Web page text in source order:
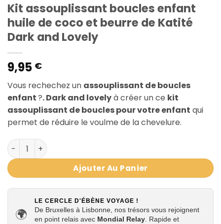
Kit assouplissant boucles enfant
huile de coco et beurre de Katité
Dark and Lovely
9,95 €
Vous rechechez un assouplissant de boucles
enfant?.Dark and lovelyà créer un ce kit
assouplissant de boucles pour votre enfant qui
permet de réduire le voulme de la chevelure.
quantité de Kit assouplissant boucles enfant huile de
Ajouter Au Panier
🌍
LE CERCLE D'ÉBÈNE VOYAGE !
De Bruxelles à Lisbonne, nos trésors vous rejoignent
en point relais avec Mondial Relay . Rapide et